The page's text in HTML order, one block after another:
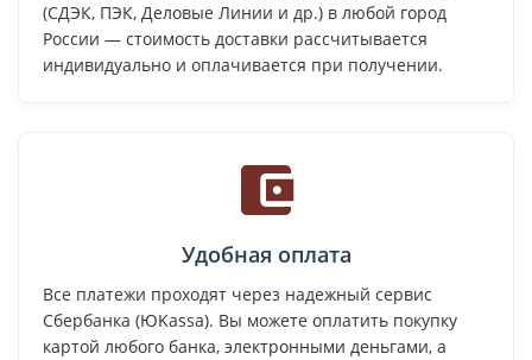
(СДЭК, ПЭК, Деловые Линии и др.) в любой город
России — стоимость доставки рассчитывается
индивидуально и оплачивается при получении.
Удобная оплата
Все платежи проходят через надежный сервис
Сбербанка (ЮKassa). Вы можете оплатить покупку
картой любого банка, электронными деньгами, а